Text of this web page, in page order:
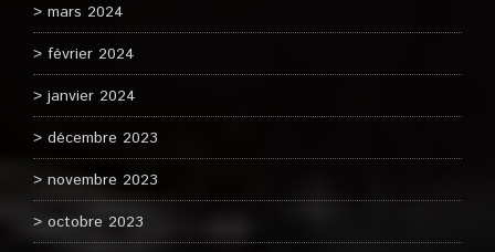
mars 2024
février 2024
janvier 2024
décembre 2023
novembre 2023
octobre 2023